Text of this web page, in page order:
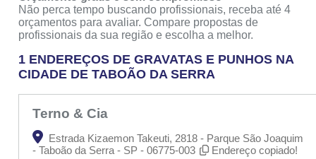
Não perca tempo buscando profissionais, receba até 4
orçamentos para avaliar. Compare propostas de
profissionais da sua região e escolha a melhor.
1 ENDEREÇOS DE GRAVATAS E PUNHOS NA
CIDADE DE TABOÃO DA SERRA
Terno & Cia
Estrada Kizaemon Takeuti, 2818 - Parque São Joaquim
- Taboão da Serra - SP - 06775-003
Endereço copiado!